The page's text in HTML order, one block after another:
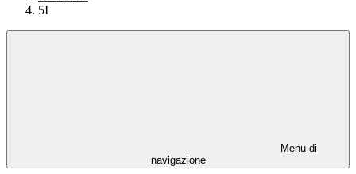
5I
Menu di
navigazione